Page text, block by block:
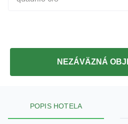
NEZÁVÄZNÁ
KALKULÁCIA A OBJEDNÁVKA